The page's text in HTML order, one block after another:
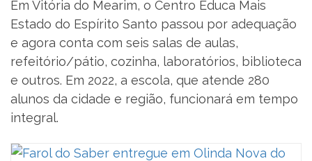
Em Vitória do Mearim, o Centro Educa Mais
Estado do Espírito Santo passou por adequação
e agora conta com seis salas de aulas,
refeitório/pátio, cozinha, laboratórios, biblioteca
e outros. Em 2022, a escola, que atende 280
alunos da cidade e região, funcionará em tempo
integral.